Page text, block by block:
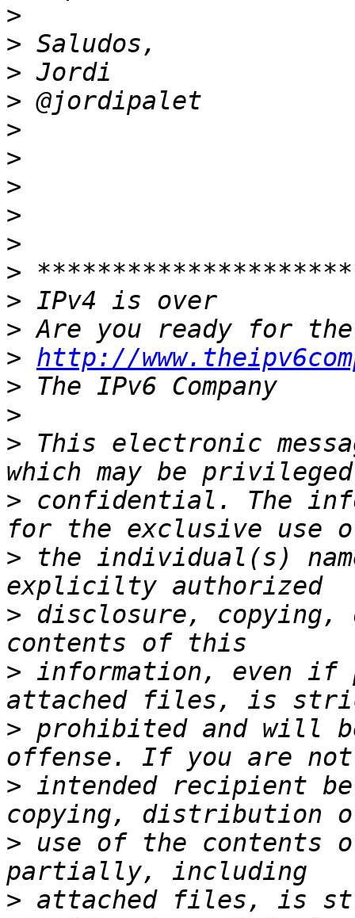
>
>
>
>
>
>
>
>
>
>
>
>
> http://
>
>
> This electronic
> confidential. The
> the individual(s)
> disclosure,
> information, even
> prohibited and will
> intended recipient
> use of the contents
> attached files, is